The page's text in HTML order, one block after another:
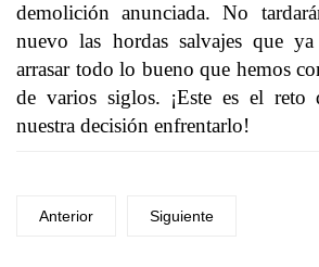
demolición anunciada. No
nuevo las hordas salvajes que ya
arrasar todo lo bueno que hemos
de varios siglos. ¡Este es el reto
nuestra decisión enfrentarlo!
Anterior Siguiente